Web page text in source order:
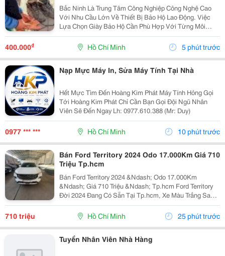
Bắc Ninh Là Trung Tâm Công Nghiệp Công Nghệ Cao
Với Nhu Cầu Lớn Về Thiết Bị Bảo Hộ Lao Động. Việc
Lựa Chọn Giày Bảo Hộ Cần Phù Hợp Với Từng Môi
Trường Làm Việc, Từ Cơ Khí, Sản Xuất Đến Phòng
Sạch, Điện Tử. Bài Viết Cung Cấp Những Thông Tin
Thực Tế Về...
400.000₫ Hồ Chí Minh 5 phút trước
Nạp Mực Máy In, Sửa Máy Tính Tại Nhà
Hết Mực Tìm Đến Hoàng Kim Phát Máy Tính Hỏng Gọi
Tới Hoàng Kim Phát Chỉ Cần Bạn Gọi Đội Ngũ Nhân
Viên Sẽ Đến Ngay Lh: 0977.610.388 (Mr: Duy)
0977 *** *** Hồ Chí Minh 10 phút trước
Bán Ford Territory 2024 Odo 17.000Km Giá 710
Triệu Tp.hcm
Bán Ford Territory 2024 &Ndash; Odo 17.000Km
&Ndash; Giá 710 Triệu &Ndash; Tp.hcm Ford Territory
Đời 2024 Đang Có Sẵn Tại Tp.hcm, Xe Màu Trắng Sang
Trọng, Ngoại Hình Hiện Đại, Phù Hợp Nhu Cầu Sử Dụng
Gia Đình, Đi Làm Hoặc Kinh Doanh Dịch Vụ. &Diams;...
710 triệu Hồ Chí Minh 25 phút trước
Tuyển Nhân Viên Nhà Hàng